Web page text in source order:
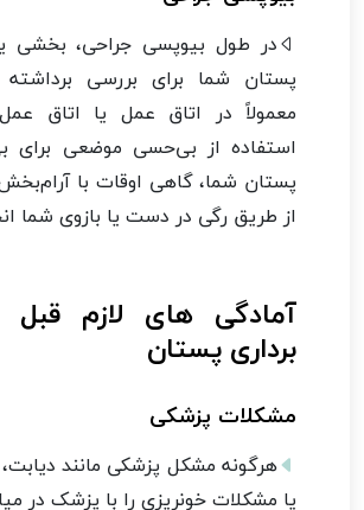
در طول بیوپسی جراحی، بخشی
پستان شما برای بررسی
معمولاً در اتاق عمل یا اتاق
استفاده از بی‌حسی موضعی
پستان شما، گاهی اوقات با
از طریق رگی در دست یا بازوی شما
آمادگی های لازم قبل
برداری پستان
مشکلات پزشکی
هرگونه مشکل پزشکی مانند
یا مشکلات خونریزی را با پزشک در